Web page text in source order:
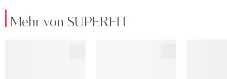
Mehr von SUPERFIT